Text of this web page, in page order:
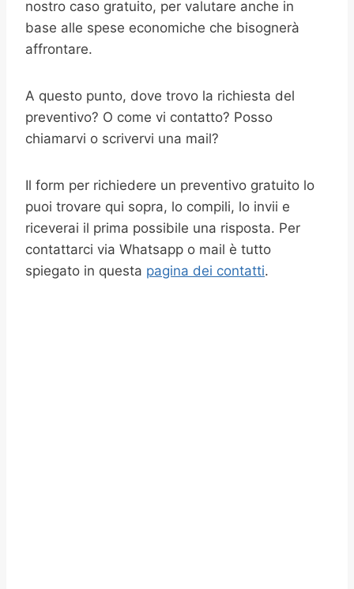
nostro caso gratuito, per valutare anche in
base alle spese economiche che bisognerà
affrontare.
A questo punto, dove trovo la richiesta del
preventivo? O come vi contatto? Posso
chiamarvi o scrivervi una mail?
Il form per richiedere un preventivo gratuito lo
puoi trovare qui sopra, lo compili, lo invii e
riceverai il prima possibile una risposta. Per
contattarci via Whatsapp o mail è tutto
spiegato in questa pagina dei contatti.